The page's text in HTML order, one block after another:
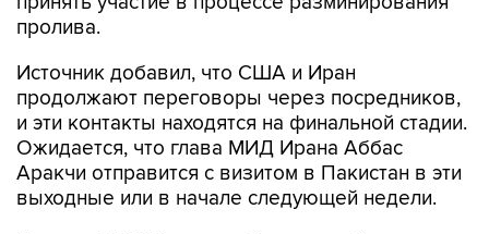
Источник добавил, что США и Иран
и эти контакты находятся на финальной стадии.
Ожидается, что глава МИД Ирана Аббас
Аракчи отправится с визитом в Пакистан в эти
выходные или в начале следующей недели.
Ранее в МИД Ирана сообщали, что Тегеран и